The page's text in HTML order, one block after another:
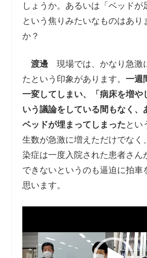
しょうか。あるいは「ベッドが
という焦りみたいなものはあり
か？
渡邊現場では、かなり急激
たという印象があります。 一週
一変してしまい、「病床を増や
いう議論をしている間もなく、
ベッドが埋まってしまった とい
生数が急激に増えただけでなく
染症は一度入院された患者さん
できないというのも逼迫に拍車
思います。
プ
ー